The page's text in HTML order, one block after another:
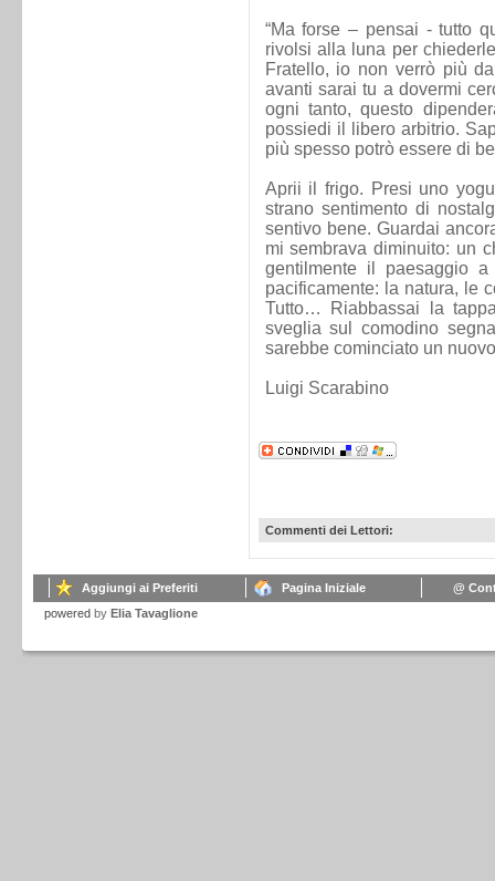
“Ma forse – pensai - tutto
rivolsi alla luna per
Fratello, io non verrò più
avanti sarai tu a dovermi
ogni tanto, questo
possiedi il libero arbitrio.
più spesso potrò essere di
Aprii il frigo. Presi uno
strano sentimento di
sentivo bene. Guardai
mi sembrava diminuito: un
gentilmente il paesaggio
pacificamente: la natura, le
Tutto… Riabbassai la
sveglia sul comodino
sarebbe cominciato un
Luigi Scarabino
Commenti dei Lettori:
Aggiungi ai Preferiti Pagina Iniziale
@
powered by Elia Tavaglione